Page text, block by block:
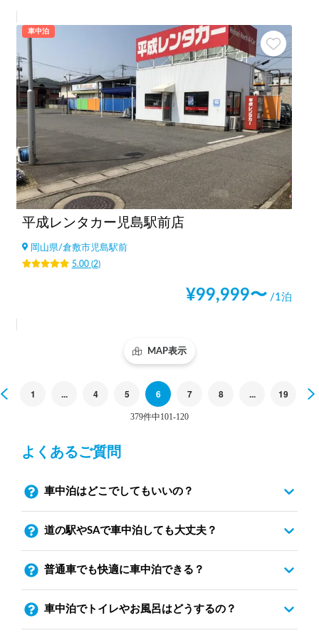
車中泊
平成レンタカー児島駅前店
岡山県/倉敷市児島駅前
5.00(2)
¥99,999〜 /1泊
MAP表示
Previous
1 ... 4 5 6 7 8 ... 19
379件中101-120
よくあるご質問
車中泊はどこでしてもいいの？
道の駅やSAで車中泊しても大丈夫？
普通車でも快適に車中泊できる？
車中泊でトイレやお風呂はどうするの？